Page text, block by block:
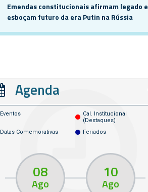
Emendas constitucionais afirmam legado e
esboçam futuro da era Putin na Rússia
Agenda
Eventos
Cal. Institucional
(destaques)
Datas Comemorativas
Feriados
08
Ago
10
Ago